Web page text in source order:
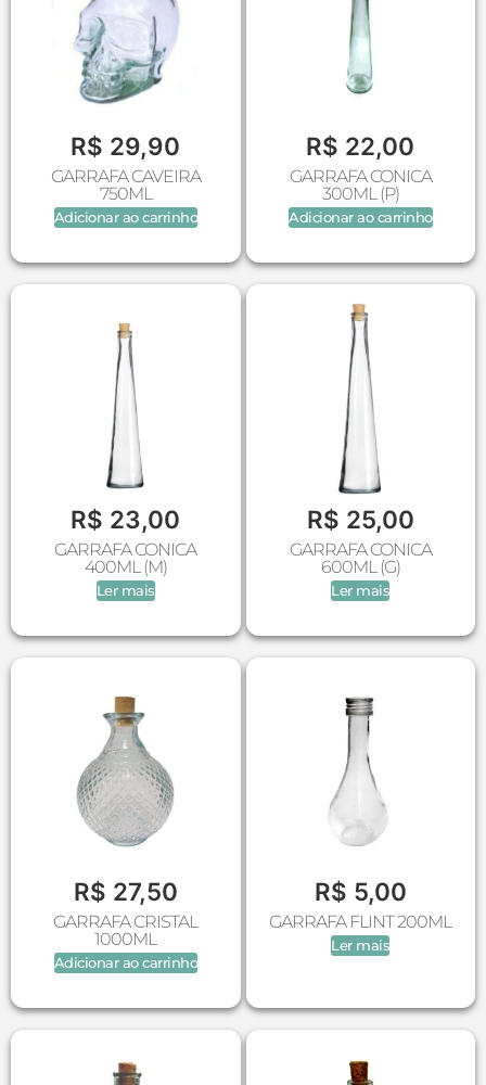
R$ 29,90
GARRAFA CAVEIRA
750ML
Adicionar ao carrinho
R$ 22,00
GARRAFA CONICA
300ML (P)
Adicionar ao carrinho
R$ 23,00
GARRAFA CONICA
400ML (M)
Ler mais
R$ 25,00
GARRAFA CONICA
600ML (G)
Ler mais
R$ 27,50
GARRAFA CRISTAL
1000ML
Adicionar ao carrinho
R$ 5,00
GARRAFA FLINT 200ML
Ler mais